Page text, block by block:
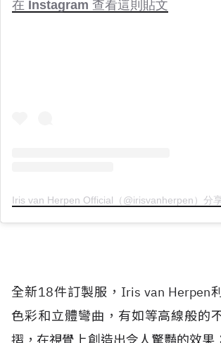
在 Instagram 查看這則貼文
Iris van Herpen Official（@irisvanherpen）分
全新18件訂製服，Iris van Herpen
色彩和立體彎曲，有如等高線般的